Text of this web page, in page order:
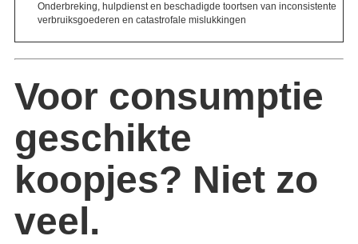
Onderbreking, hulpdienst en beschadigde toortsen van inconsistente
verbruiksgoederen en catastrofale mislukkingen
Voor consumptie
geschikte
koopjes? Niet zo
veel.